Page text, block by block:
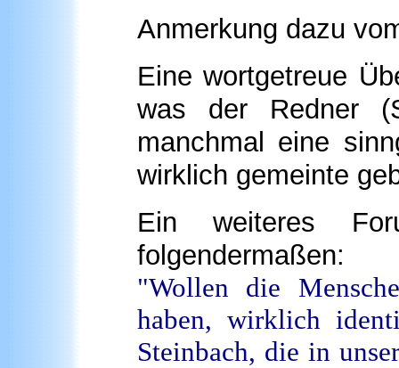
Anmerkung dazu
Eine wortgetreue
was der Redner
manchmal eine
wirklich gemeinte
Ein weiteres
folgendermaßen:
"Wollen die
haben, wirklich
Steinbach, die in